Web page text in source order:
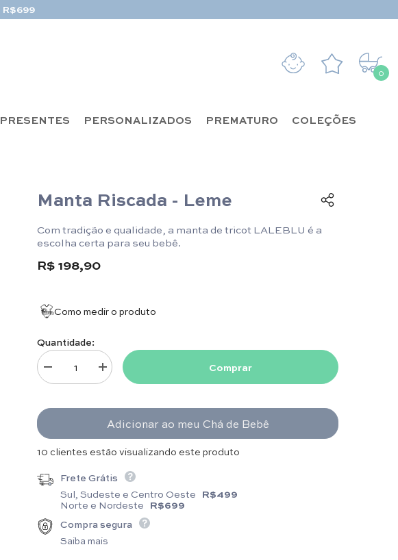
R$699
0
0
PRESENTES PERSONALIZADOS PREMATURO COLEÇÕES
Manta Riscada - Leme
Com tradição e qualidade, a manta de tricot LALEBLU é a
escolha certa para seu bebê.
R$ 198,90
Como medir o produto
Quantidade:
Diminuir quantidade para Manta Riscada - Leme
Aumentar quantidade para Manta Riscada - Leme
Comprar
Adicionar ao meu Chá de Bebê
1 clientes estão visualizando este produto
Frete Grátis
Sul, Sudeste e Centro Oeste R$499
Norte e Nordeste R$699
Compra segura
Saiba mais